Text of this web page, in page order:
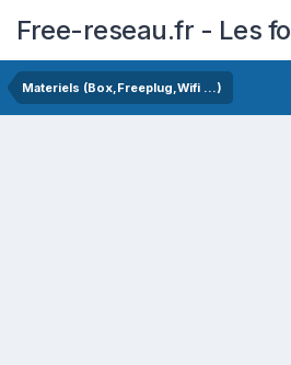
Free-reseau.fr - Les
Materiels (Box,Freeplug,Wifi ...)